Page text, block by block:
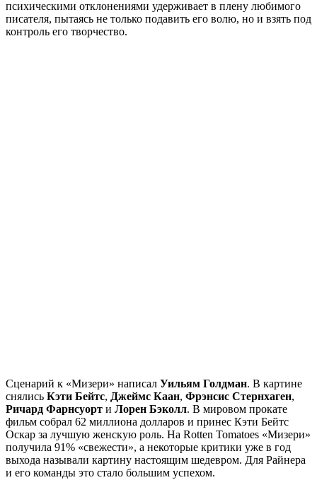
психическими отклонениями удерживает в плену любимого
писателя, пытаясь не только подавить его волю, но и взять под
контроль его творчество.
Сценарий к «Мизери» написал Уильям Голдман. В картине
снялись Кэти Бейтс, Джеймс Каан, Фрэнсис Стернхаген,
Ричард Фарнсуорт и Лорен Бэколл. В мировом прокате
фильм собрал 62 миллиона долларов и принес Кэти Бейтс
Оскар за лучшую женскую роль. На Rotten Tomatoes «Мизери»
получила 91% «свежести», а некоторые критики уже в год
выхода называли картину настоящим шедевром. Для Райнера
и его команды это стало большим успехом.